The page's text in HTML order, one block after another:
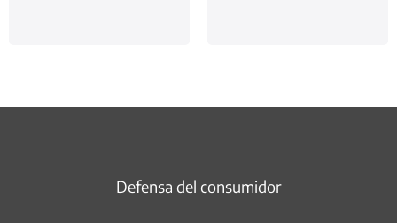
Defensa del consumidor